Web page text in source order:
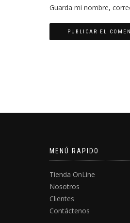
Guarda mi nombre,
MENÚ RAPIDO
Tienda OnLine
Nosotros
Clientes
Contáctenos